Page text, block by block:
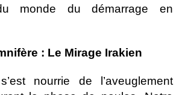
monde du démarrage en
: Le Mirage Irakien
nourrie de l’aveuglement